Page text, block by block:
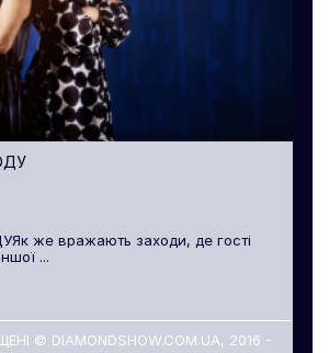
же вражають заходи, де гості
...
© DIAMONDSHOW.COM.UA, 2016 -